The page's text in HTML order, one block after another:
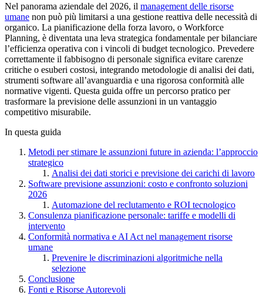
Nel panorama aziendale del 2026, il management delle risorse
umane non può più limitarsi a una gestione reattiva delle necessità di
organico. La pianificazione della forza lavoro, o Workforce
Planning, è diventata una leva strategica fondamentale per bilanciare
l’efficienza operativa con i vincoli di budget tecnologico. Prevedere
correttamente il fabbisogno di personale significa evitare carenze
critiche o esuberi costosi, integrando metodologie di analisi dei dati,
strumenti software all’avanguardia e una rigorosa conformità alle
normative vigenti. Questa guida offre un percorso pratico per
trasformare la previsione delle assunzioni in un vantaggio
competitivo misurabile.
In questa guida
Metodi per stimare le assunzioni future in azienda: l’approccio
strategico
Analisi dei dati storici e previsione dei carichi di lavoro
Software previsione assunzioni: costo e confronto soluzioni
2026
Automazione del reclutamento e ROI tecnologico
Consulenza pianificazione personale: tariffe e modelli di
intervento
Conformità normativa e AI Act nel management risorse
umane
Prevenire le discriminazioni algoritmiche nella
selezione
Conclusione
Fonti e Risorse Autorevoli